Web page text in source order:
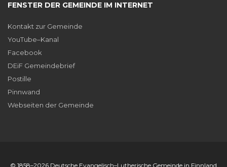
FENSTER DER GEMEINDE IM INTERNET
Kontakt zur Gemeinde
YouTube–Kanal
Facebook
DEiF Gemeindebrief
Postille
Pinnwand
Webseiten der Gemeinde
© 1858–2026 Deutsche Evangelisch–Lutherische Gemeinde in Finnland